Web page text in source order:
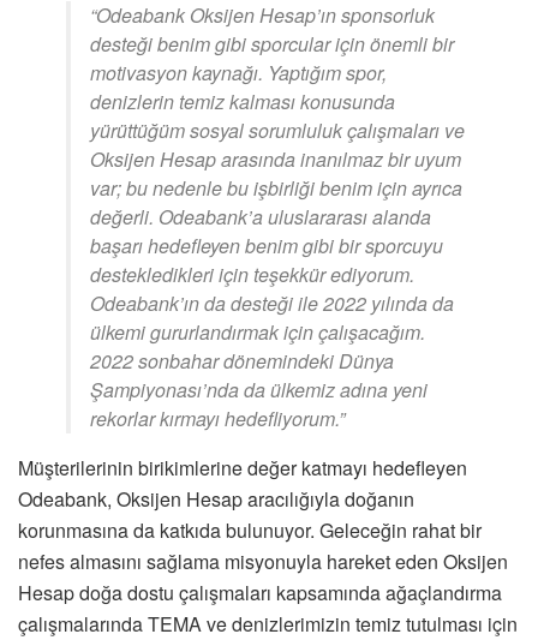
“Odeabank Oksijen Hesap’ın sponsorluk
desteği benim gibi sporcular için önemli bir
motivasyon kaynağı. Yaptığım spor,
denizlerin temiz kalması konusunda
yürüttüğüm sosyal sorumluluk çalışmaları ve
Oksijen Hesap arasında inanılmaz bir uyum
var; bu nedenle bu işbirliği benim için ayrıca
değerli. Odeabank’a uluslararası alanda
başarı hedefleyen benim gibi bir sporcuyu
destekledikleri için teşekkür ediyorum.
Odeabank’ın da desteği ile 2022 yılında da
ülkemi gururlandırmak için çalışacağım.
2022 sonbahar dönemindeki Dünya
Şampiyonası’nda da ülkemiz adına yeni
rekorlar kırmayı hedefliyorum.”
Müşterilerinin birikimlerine değer katmayı hedefleyen
Odeabank, Oksijen Hesap aracılığıyla doğanın
korunmasına da katkıda bulunuyor. Geleceğin rahat bir
nefes almasını sağlama misyonuyla hareket eden Oksijen
Hesap doğa dostu çalışmaları kapsamında ağaçlandırma
çalışmalarında TEMA ve denizlerimizin temiz tutulması için